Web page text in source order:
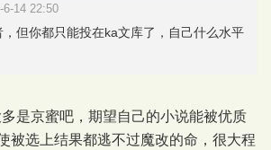
6-14 22:50
但你都只能投在ka文库了，自己什么水平
是京蜜吧，期望自己的小说能被优质
被选上结果都逃不过魔改的命，很大程